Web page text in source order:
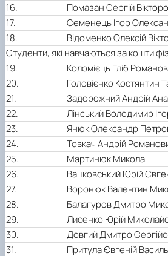
16.
Помазан Сергій
17.
Семенець Ігор
18.
Відоменко Олексій
Студенти, які навчаються за кошти
19.
Коломієць Гліб
20.
Головієнко Костянтин
21.
Задорожний Андрій
22.
Лінський Володимир
23.
Янюк Олександр
24.
Товкач Андрій
25.
Мартинюк Микола
26.
Вацковський Юрій
27.
Воронюк Валентин
28.
Балагуров Дмитро
29.
Лисенко Юрій
30.
Довгий Дмитро
31.
Притула Євгеній